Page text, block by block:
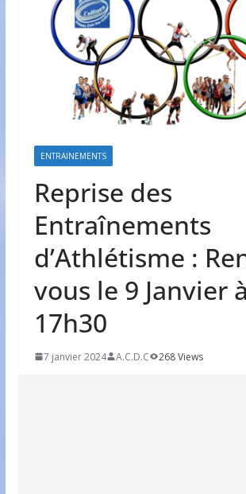
ENTRAINEMENTS
Reprise des
Entraînements
d’Athlétisme :
vous le 9 Janvier à
17h30
7 janvier 2024 A.C.D.C 268 Views